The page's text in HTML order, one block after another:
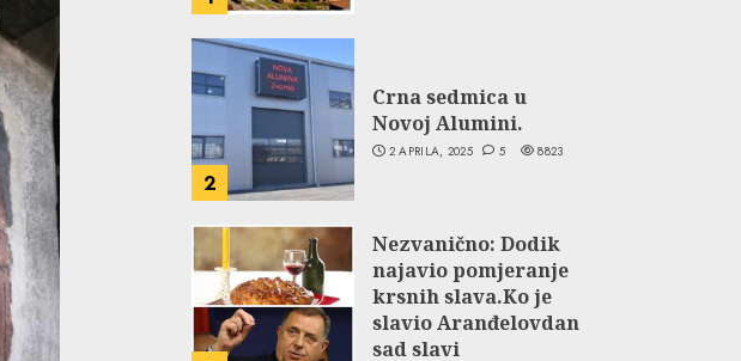
2
Crna sedmica u
Novoj Alumini.
2 APRILA, 2025 5 8823
Nezvanično: Dodik
najavio pomjeranje
krsnih slava.Ko je
slavio Aranđelovdan
sad slavi